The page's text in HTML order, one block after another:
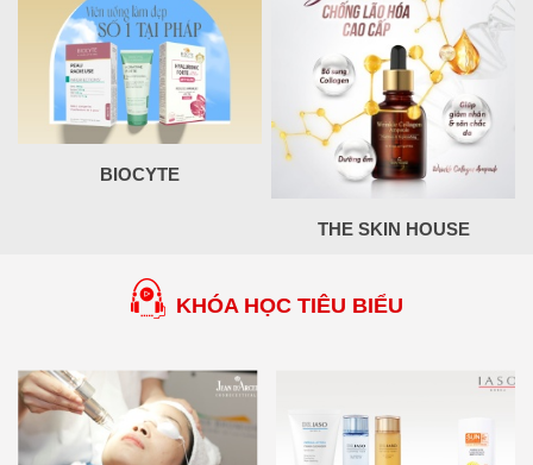
BIOCYTE
THE SKIN HOUSE
KHÓA HỌC TIÊU BIỂU